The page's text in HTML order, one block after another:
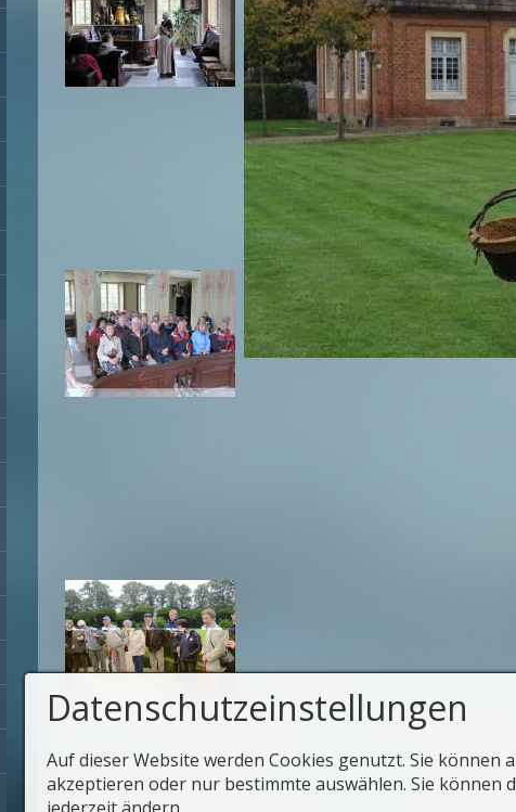
weitere Bilder des
zurück zur Übersicht
Datenschutzeinstellungen
Auf dieser Website werden Cookies genutzt. Sie können
akzeptieren oder nur bestimmte auswählen. Sie können